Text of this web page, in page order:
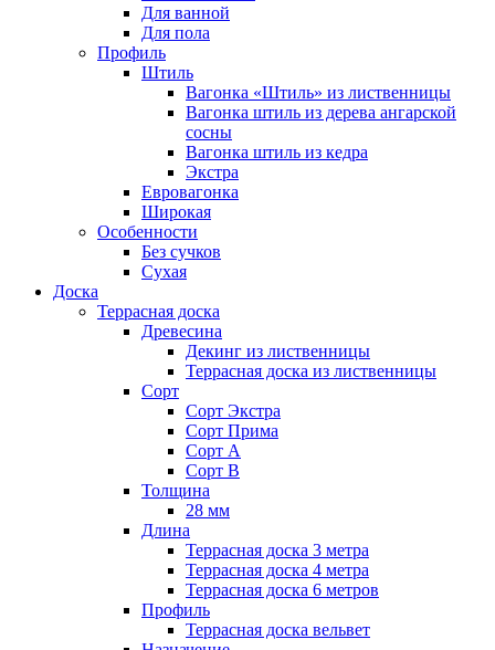
Для ванной
Для пола
Профиль
Штиль
Вагонка «Штиль» из лиственницы
Вагонка штиль из дерева ангарской
сосны
Вагонка штиль из кедра
Экстра
Евровагонка
Широкая
Особенности
Без сучков
Сухая
Доска
Террасная доска
Древесина
Декинг из лиственницы
Террасная доска из лиственницы
Сорт
Сорт Экстра
Сорт Прима
Сорт А
Сорт В
Толщина
28 мм
Длина
Террасная доска 3 метра
Террасная доска 4 метра
Террасная доска 6 метров
Профиль
Террасная доска вельвет